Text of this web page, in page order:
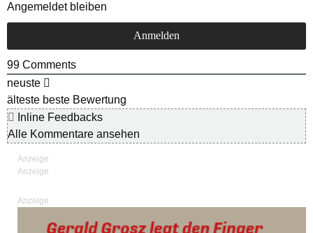
Angemeldet bleiben
99 Comments
neuste
älteste beste Bewertung
Inline Feedbacks
Alle Kommentare ansehen
Anzeige